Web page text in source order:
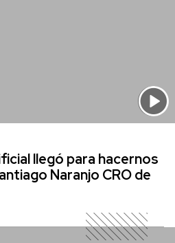
llegó para hacernos
Naranjo CRO de